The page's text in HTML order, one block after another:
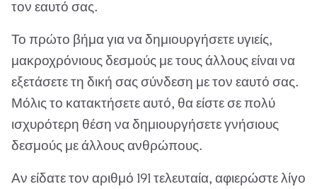
τον εαυτό σας.
Το πρώτο βήμα για να δημιουργήσετε υγιείς,
μακροχρόνιους δεσμούς με τους άλλους είναι να
εξετάσετε τη δική σας σύνδεση με τον εαυτό σας.
Μόλις το κατακτήσετε αυτό, θα είστε σε πολύ
ισχυρότερη θέση να δημιουργήσετε γνήσιους
δεσμούς με άλλους ανθρώπους.
Αν είδατε τον αριθμό 191 τελευταία, αφιερώστε λίγο